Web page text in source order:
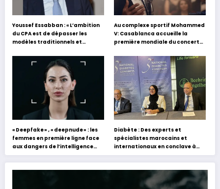
Youssef Essabban : « L’ambition
du CPA est de dépasser les
modèles traditionnels et
s’appuyant sur le partage des
expériences »
Au complexe sportif Mohammed
V: Casablanca accueille la
première mondiale du concert
Hafez
« Deepfake » , « deepnude » : les
femmes en première ligne face
aux dangers de l’intelligence
artificielle
Diabète : Des experts et
spécialistes marocains et
internationaux en conclave à
Tanger